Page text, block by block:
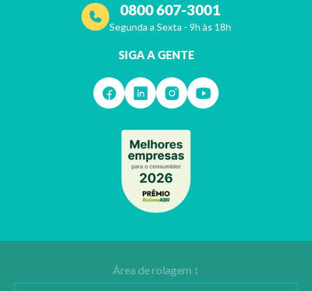
0800 607-3001
Segunda a Sexta - 9h às 18h
SIGA A GENTE